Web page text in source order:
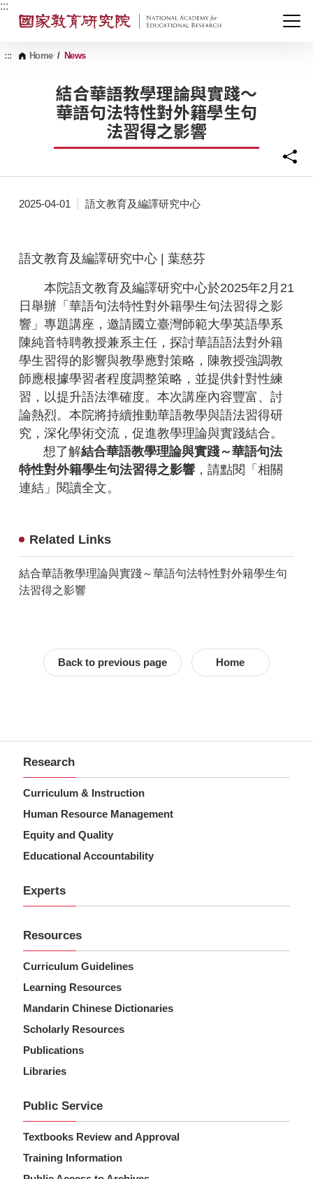
G
C
:::
::: Home / News
結合華語教學理論與實踐～
華語句法特性對外籍學生句
法習得之影響
2025-04-01 語文教育及編譯研究中心
語文教育及編譯研究中心 | 葉慈芬
本院語文教育及編譯研究中心於2025年2月21
日舉辦「華語句法特性對外籍學生句法習得之影
響」專題講座，邀請國立臺灣師範大學英語學系
陳純音特聘教授兼系主任，探討華語語法對外籍
學生習得的影響與教學應對策略，陳教授強調教
師應根據學習者程度調整策略，並提供針對性練
習，以提升語法準確度。本次講座內容豐富、討
論熱烈。本院將持續推動華語教學與語法習得研
究，深化學術交流，促進教學理論與實踐結合。
想了解結合華語教學理論與實踐～華語句法
特性對外籍學生句法習得之影響，請點閱「相關
連結」閱讀全文。
Related Links
結合華語教學理論與實踐～華語句法特性對外籍學生句
法習得之影響
Back to previous page Home
Research
Curriculum & Instruction
Human Resource Management
Equity and Quality
Educational Accountability
Experts
Resources
Curriculum Guidelines
Learning Resources
Mandarin Chinese Dictionaries
Scholarly Resources
Publications
Libraries
Public Service
Textbooks Review and Approval
Training Information